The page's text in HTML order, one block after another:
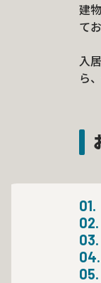
建
て
入
ら